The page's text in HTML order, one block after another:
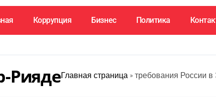
Коррупция Бизнес Политика
РиядеГлавная страница» требования России